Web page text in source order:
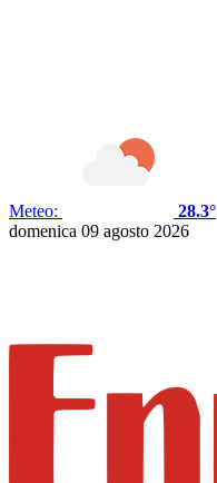
Meteo:
28.3°
domenica 09 agosto 2026